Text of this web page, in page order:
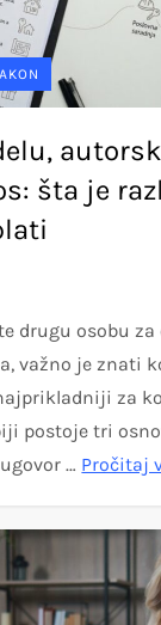
šta je
drugu osobu
važno je znati
za
postoje tri
… Pročitaj